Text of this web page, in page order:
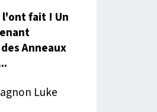
l'ont fait ! Un
Anneaux